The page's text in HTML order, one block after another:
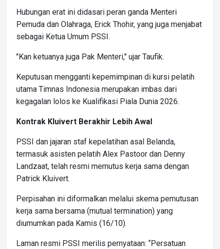
Hubungan erat ini didasari peran ganda Menteri
Pemuda dan Olahraga, Erick Thohir, yang juga menjabat
sebagai Ketua Umum PSSI.
"Kan ketuanya juga Pak Menteri," ujar Taufik.
Keputusan mengganti kepemimpinan di kursi pelatih
utama Timnas Indonesia merupakan imbas dari
kegagalan lolos ke Kualifikasi Piala Dunia 2026.
Kontrak Kluivert Berakhir Lebih Awal
PSSI dan jajaran staf kepelatihan asal Belanda,
termasuk asisten pelatih Alex Pastoor dan Denny
Landzaat, telah resmi memutus kerja sama dengan
Patrick Kluivert.
Perpisahan ini diformalkan melalui skema pemutusan
kerja sama bersama (mutual termination) yang
diumumkan pada Kamis (16/10).
Laman resmi PSSI merilis pernyataan: “Persatuan